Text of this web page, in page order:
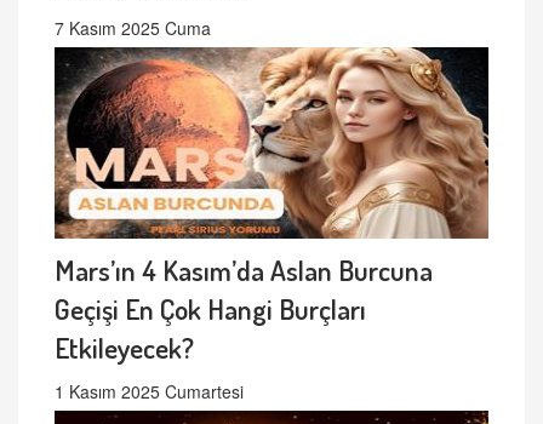
7 Kasım 2025 Cuma
Mars’ın 4 Kasım’da Aslan Burcuna
Geçişi En Çok Hangi Burçları
Etkileyecek?
1 Kasım 2025 Cumartesi